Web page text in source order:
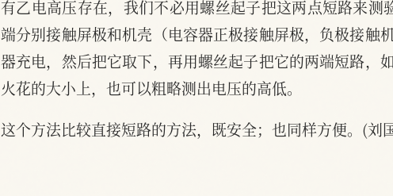
有乙电高压存在，我们不必用螺丝起子把这两点短路来
端分别接触屏极和机壳（电容器正极接触屏极，负极接触
器充电，然后把它取下，再用螺丝起子把它的两端短路，
火花的大小上，也可以粗略测出电压的高低。
这个方法比较直接短路的方法，既安全；也同样方便。(刘